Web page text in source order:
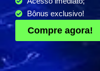
Bônus exclusivo!
Compre agora!